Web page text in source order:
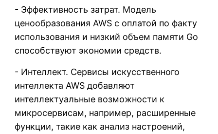
- Эффективность затрат. Модель
ценообразования AWS с оплатой по факту
использования и низкий объем памяти Go
способствуют экономии средств.
- Интеллект. Сервисы искусственного
интеллекта AWS добавляют
интеллектуальные возможности к
микросервисам, например, расширенные
функции, такие как анализ настроений,